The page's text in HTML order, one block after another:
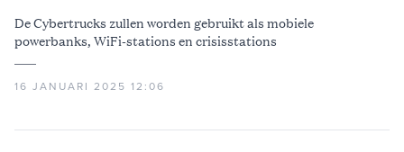
De Cybertrucks zullen worden gebruikt als mobiele
powerbanks, WiFi-stations en crisisstations
16 JANUARI 2025 12:06